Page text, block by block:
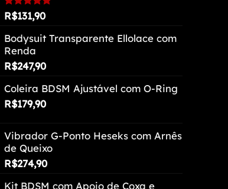
Avaliação
5.00
de 5
R$131,90
Bodysuit Transparente Ellolace com
Renda
R$247,90
Coleira BDSM Ajustável com O-Ring
R$179,90
Vibrador G-Ponto Heseks com Arnês
de Queixo
R$274,90
Kit BDSM com Apoio de Coxa e